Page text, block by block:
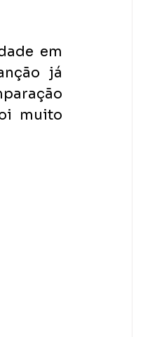
em
já
muito